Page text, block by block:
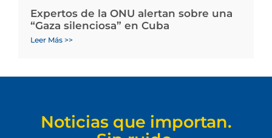
Expertos de la ONU alertan sobre una
“Gaza silenciosa” en Cuba
Leer Más >>
Noticias que importan.